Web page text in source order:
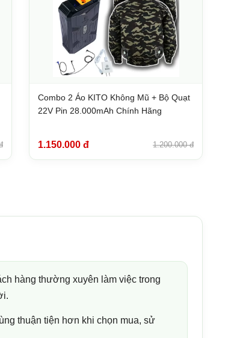
Combo 2 Áo KITO Không Mũ + Bộ Quạt
22V Pin 28.000mAh Chính Hãng
1.150.000 đ 1.200.000 đ
hàng thường xuyên làm việc trong
thuận tiện hơn khi chọn mua, sử